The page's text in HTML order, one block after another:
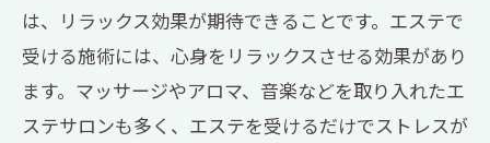
は、リラックス効果が期待できることです。エステで
受ける施術には、心身をリラックスさせる効果があり
ます。マッサージやアロマ、音楽などを取り入れたエ
ステサロンも多く、エステを受けるだけでストレスが